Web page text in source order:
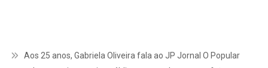
Aos 25 anos, Gabriela Oliveira fala ao JP Jornal O Popular